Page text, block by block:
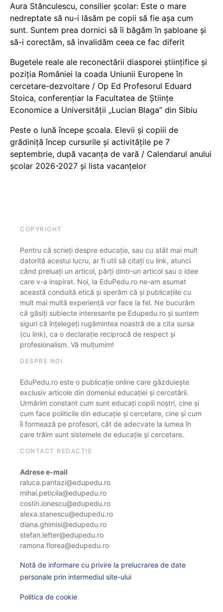
Aura Stănculescu, consilier școlar: Este o mare
nedreptate să nu-i lăsăm pe copii să fie așa cum
sunt. Suntem prea dornici să îi băgăm în șabloane și
să-i corectăm, să invalidăm ceea ce fac diferit
Bugetele reale ale reconectării diasporei științifice și
poziția României la coada Uniunii Europene în
cercetare-dezvoltare / Op Ed Profesorul Eduard
Stoica, conferențiar la Facultatea de Științe
Economice a Universității „Lucian Blaga” din Sibiu
Peste o lună începe școala. Elevii și copiii de
grădiniță încep cursurile și activitățile pe 7
septembrie, după vacanța de vară / Calendarul anului
școlar 2026-2027 și lista vacanțelor
COPYRIGHT
Pentru că scrieți despre educație, sau cu atât mai mult
datorită acestui lucru, ar fi util să citați cu link, atunci
când preluați un articol, părți dintr-un articol sau o idee
care v-a inspirat. Noi, la EduPedu.ro ne-am asumat
această conduită etică și sperăm că și publicațiile cu
mult mai multă experiență vor face la fel. Ne bucurăm
că găsiți subiecte interesante pe Edupedu.ro și suntem
siguri că înțelegeți rugămintea noastră de a cita sursa
(cu link), ca o declarație reciprocă de respect și
profesionalism. Vă mulțumim!
DESPRE NOI
EduPedu.ro este o publicație online care găzduiește
exclusiv articole din domeniul educației și cercetării.
Urmărim constant cum sunt educați copiii noștri, cine și
cum face politicile din educație și cercetare, cine și cum
îi formează pe profesori, cât de adecvate la lumea în
care trăim sunt sistemele de educație și cercetare.
CONTACT REDACȚIE
Adrese e-mail
raluca.pantazi@edupedu.ro
mihai.peticila@edupedu.ro
costin.ionescu@edupedu.ro
alexa.stanescu@edupedu.ro
diana.ghimisi@edupedu.ro
stefan.lefter@edupedu.ro
ramona.florea@edupedu.ro
Notă de informare cu privire la prelucrarea de date
personale prin intermediul site-ului
Politica de cookie